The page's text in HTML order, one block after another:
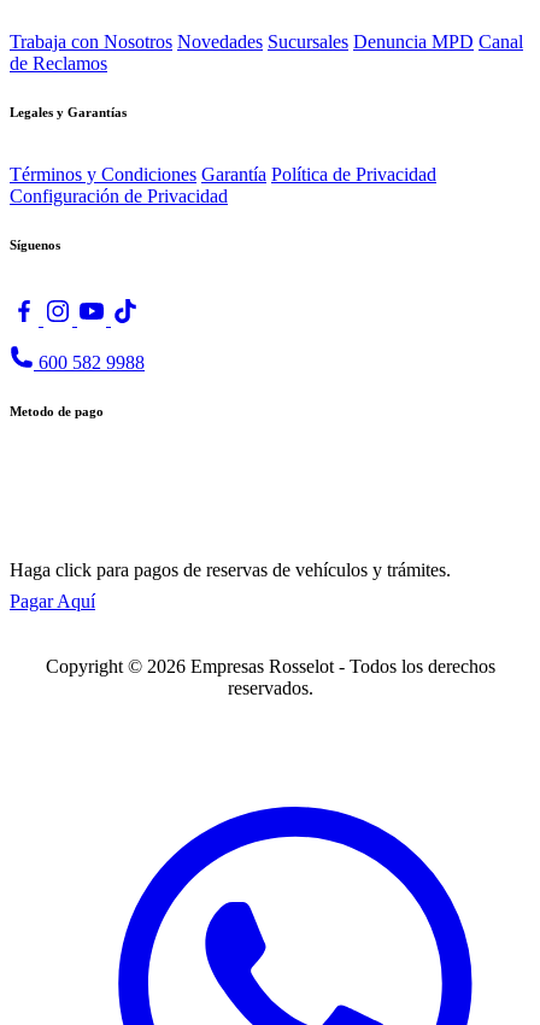
Trabaja con Nosotros Novedades Sucursales Denuncia MPD Canal
de Reclamos
Legales y Garantías
Términos y Condiciones Garantía Política de Privacidad
Configuración de Privacidad
Síguenos
600 582 9988
Metodo de pago
Haga click para pagos de reservas de vehículos y trámites.
Pagar Aquí
Copyright © 2026 Empresas Rosselot - Todos los derechos
reservados.